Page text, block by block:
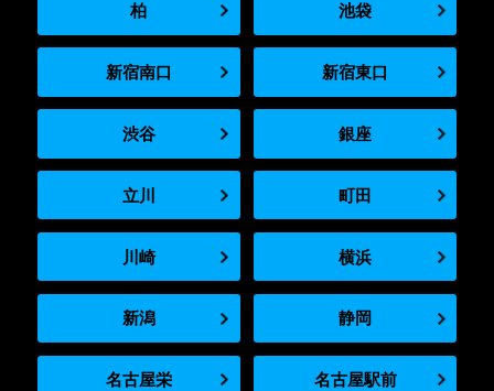
柏 池袋
新宿南口 新宿東口
渋谷 銀座
立川 町田
川崎 横浜
新潟 静岡
名古屋栄 名古屋駅前